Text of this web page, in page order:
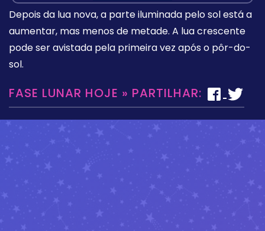
Depois da lua nova, a parte iluminada pelo sol está a
aumentar, mas menos de metade. A lua crescente
pode ser avistada pela primeira vez após o pôr-do-
sol.
FASE LUNAR HOJE » PARTILHAR: